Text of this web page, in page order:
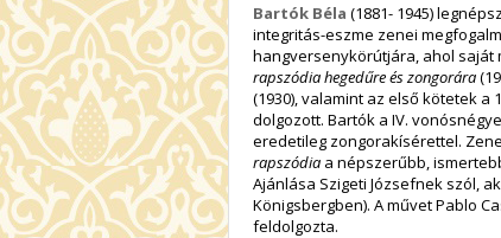
Bartók Béla (1881- 1945)
integritás-eszme zenei
hangversenykörútjára, ahol saját
rapszódia hegedűre és zongorára
(1930), valamint az első kötetek a
dolgozott. Bartók a IV.
eredetileg zongorakísérettel.
rapszódia a népszerűbb,
Ajánlása Szigeti Józsefnek szól,
Königsbergben). A művet Pablo
feldolgozta.